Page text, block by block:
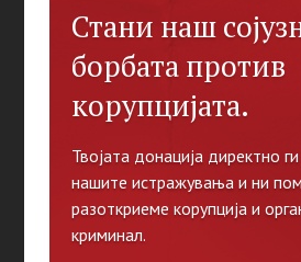
Стани наш
борбата против
корупцијата.
Твојата донација директно
нашите истражувања и ни
разоткриеме корупција и
криминал.